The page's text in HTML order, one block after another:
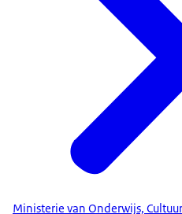
Ministerie van Onderwijs,